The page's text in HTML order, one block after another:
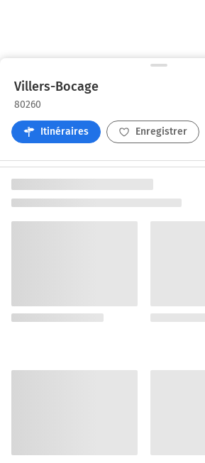
Villers-Bocage
80260
Itinéraires Enregistrer